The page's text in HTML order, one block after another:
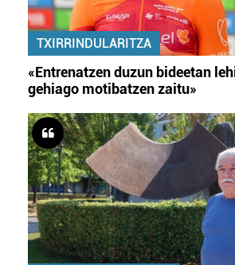
TXIRRINDULARITZA
«Entrenatzen duzun bideetan
gehiago motibatzen zaitu»